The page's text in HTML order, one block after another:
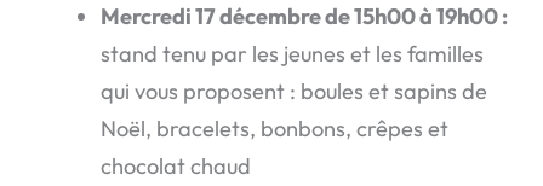
Mercredi 17 décembre de 15h00 à 19h00 :
stand tenu par les jeunes et les familles
qui vous proposent : boules et sapins de
Noël, bracelets, bonbons, crêpes et
chocolat chaud